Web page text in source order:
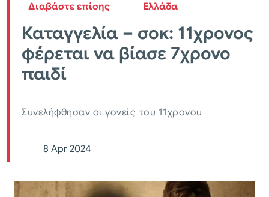
Διαβάστε επίσης Ελλάδα
Καταγγελία – σοκ: 11χρονος
φέρεται να βίασε 7χρονο
παιδί
Συνελήφθησαν οι γονείς του 11χρονου
8 Apr 2024